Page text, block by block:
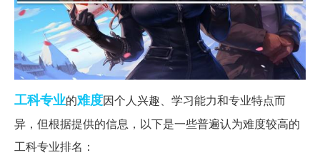
工科专业的难度因个人兴趣、学习能力和专业特点而
异，但根据提供的信息，以下是一些普遍认为难度较高的
工科专业排名：